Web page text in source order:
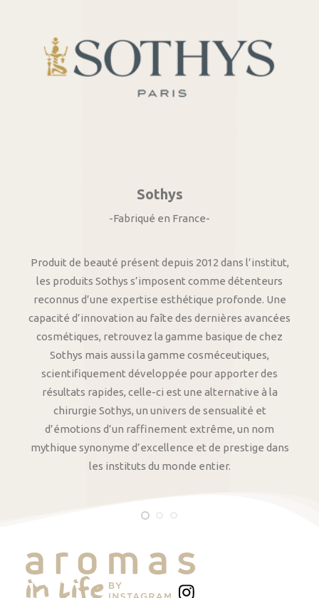
Sothys
-Fabriqué en France-
Produit de beauté présent depuis 2012 dans l’institut,
les produits Sothys s’imposent comme détenteurs
reconnus d’une expertise esthétique profonde. Une
capacité d’innovation au faîte des dernières avancées
cosmétiques, retrouvez la gamme basique de chez
Sothys mais aussi la gamme cosméceutiques,
scientifiquement développée pour apporter des
résultats rapides, celle-ci est une alternative à la
chirurgie Sothys, un univers de sensualité et
d’émotions d’un raffinement extrême, un nom
mythique synonyme d’excellence et de prestige dans
les instituts du monde entier.